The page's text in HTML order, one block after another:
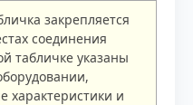
закрепляется
соединения
табличке указаны
характеристики и